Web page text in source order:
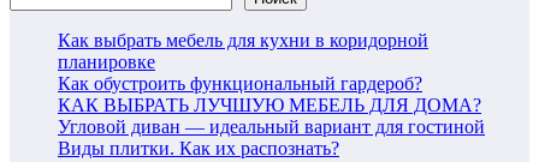
Как выбрать мебель для кухни в коридорной
планировке
Как обустроить функциональный гардероб?
КАК ВЫБРАТЬ ЛУЧШУЮ МЕБЕЛЬ ДЛЯ ДОМА?
Угловой диван — идеальный вариант для гостиной
Виды плитки. Как их распознать?